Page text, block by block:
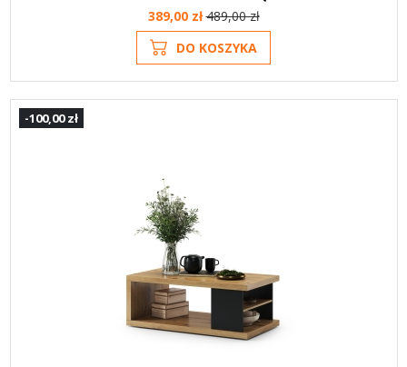
389,00 zł489,00 zł
DO KOSZYKA
-100,00 zł